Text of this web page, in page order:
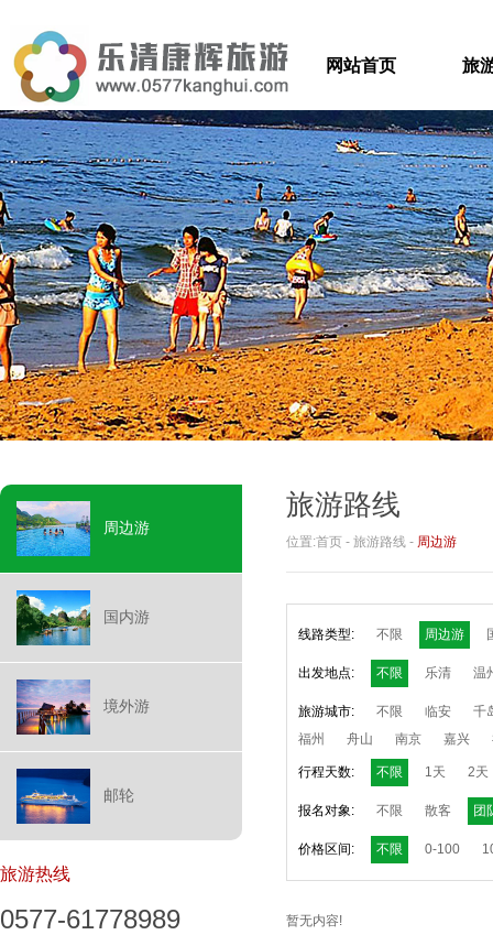
网站首页 旅
周边游
国内游
境外游
邮轮
旅游热线
0577-61778989
旅游路线
位置:首页 - 旅游路线 - 周边游
线路类型: 不限 周边游
出发地点: 不限 乐清 温
旅游城市: 不限 临安
千
福州
舟山 南京 嘉兴
行程天数: 不限 1天 2天
报名对象: 不限 散客 团
价格区间: 不限 0-100
暂无内容!